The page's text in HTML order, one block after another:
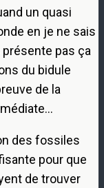
un quasi
en je ne sais
pas ça
du bidule
de la
des fossiles
pour que
de trouver